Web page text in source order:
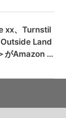
xx、Turnstil
Land
がAmazon M